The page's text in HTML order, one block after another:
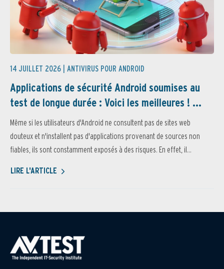
14 JUILLET 2026 | ANTIVIRUS POUR ANDROID
Applications de sécurité Android soumises au
test de longue durée : Voici les meilleures ! ...
Même si les utilisateurs d'Android ne consultent pas de sites web
douteux et n'installent pas d'applications provenant de sources non
fiables, ils sont constamment exposés à des risques. En effet, il...
LIRE L'ARTICLE